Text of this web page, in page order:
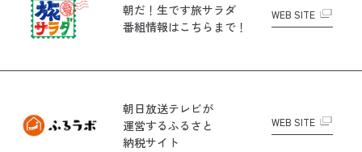
朝だ！生です旅サラダ
番組情報はこちらまで！
WEB SITE
朝日放送テレビが
運営するふるさと
納税サイト
WEB SITE